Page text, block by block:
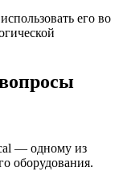
его во
— одному из
оборудования.